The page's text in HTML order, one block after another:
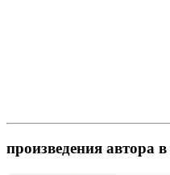
произведения автора